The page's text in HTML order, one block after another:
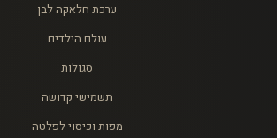
ערכת חלאקה לבן
עולם הילדים
סגולות
תשמישי קדושה
מפות וכיסוי לפלטה